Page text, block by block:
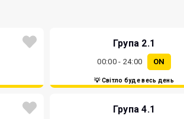
Група 2.1
00:00 - 24:00 ON
💡 Світло буде весь день
Група 4.1